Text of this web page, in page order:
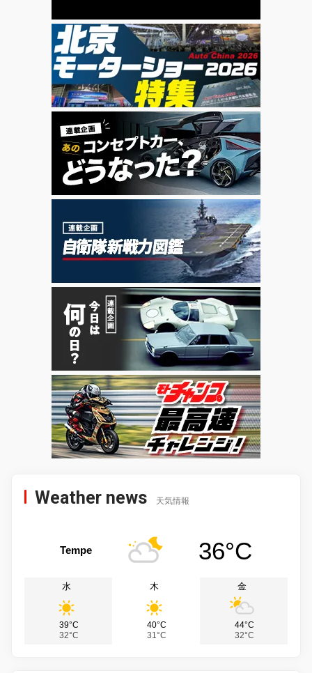
Weather news 天気情報
Tempe 36°C
水
39°C
32°C
木
40°C
31°C
金
44°C
32°C